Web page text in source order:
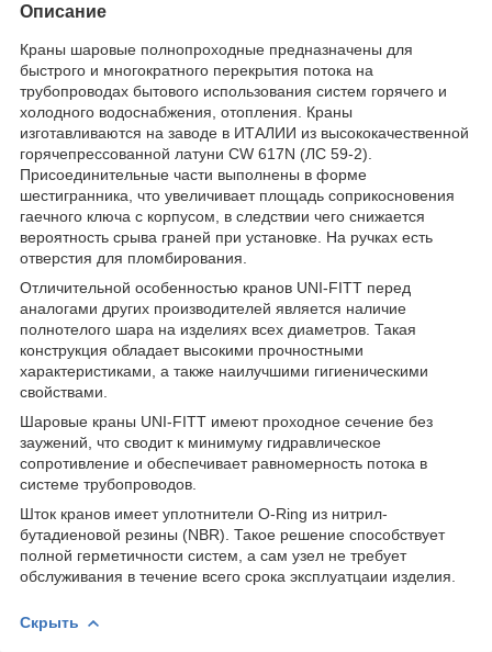
Описание
Краны шаровые полнопроходные предназначены для
быстрого и многократного перекрытия потока на
трубопроводах бытового использования систем горячего и
холодного водоснабжения, отопления. Краны
изготавливаются на заводе в ИТАЛИИ из высококачественной
горячепрессованной латуни CW 617N (ЛС 59-2).
Присоединительные части выполнены в форме
шестигранника, что увеличивает площадь соприкосновения
гаечного ключа с корпусом, в следствии чего снижается
вероятность срыва граней при установке. На ручках есть
отверстия для пломбирования.
Отличительной особенностью кранов UNI-FITT перед
аналогами других производителей является наличие
полнотелого шара на изделиях всех диаметров. Такая
конструкция обладает высокими прочностными
характеристиками, а также наилучшими гигиеническими
свойствами.
Шаровые краны UNI-FITT имеют проходное сечение без
заужений, что сводит к минимуму гидравлическое
сопротивление и обеспечивает равномерность потока в
системе трубопроводов.
Шток кранов имеет уплотнители O-Ring из нитрил-
бутадиеновой резины (NBR). Такое решение способствует
полной герметичности систем, а сам узел не требует
обслуживания в течение всего срока эксплуатцаии изделия.
Скрыть